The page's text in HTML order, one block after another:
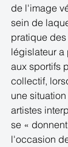
de l'image
sein de
pratique
législateur a
aux sportifs
collectif,
une
artistes
se «
l'occasion